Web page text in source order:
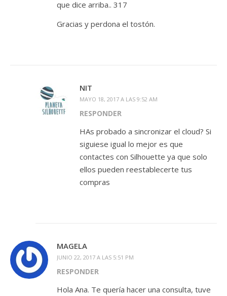
que dice arriba.. 317
Gracias y perdona el tostón.
NIT
MAYO 18, 2017 A LAS 9:52 AM
RESPONDER
HAs probado a sincronizar el cloud? Si
siguiese igual lo mejor es que
contactes con Silhouette ya que solo
ellos pueden reestablecerte tus
compras
MAGELA
JUNIO 22, 2017 A LAS 5:51 PM
RESPONDER
Hola Ana. Te quería hacer una consulta, tuve